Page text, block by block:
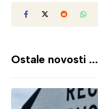
Ostale novosti ...